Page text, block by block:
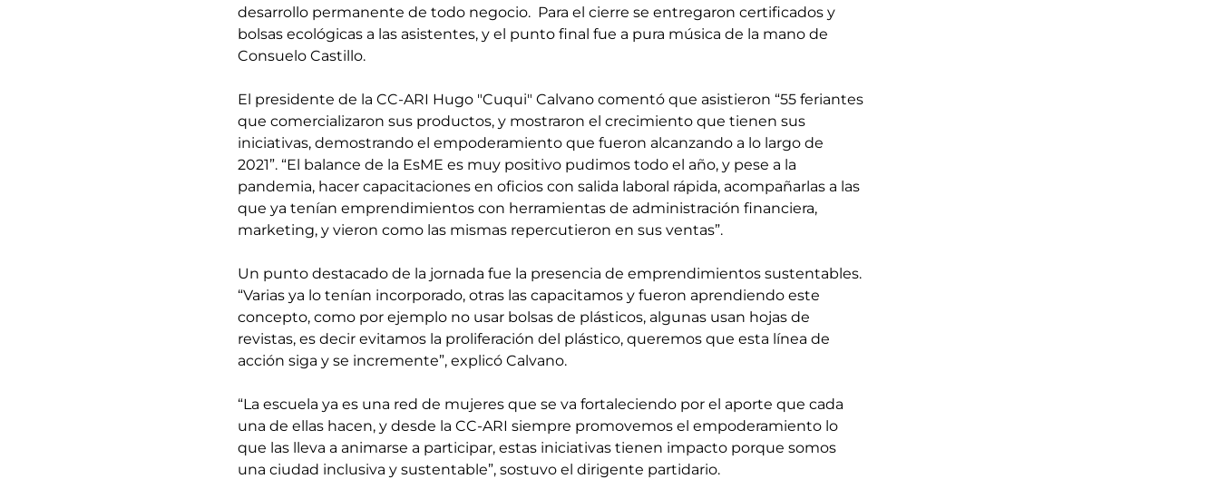
desarrollo permanente de todo negocio.  Para el cierre se entregaron certificados y
bolsas ecológicas a las asistentes, y el punto final fue a pura música de la mano de
Consuelo Castillo.
El presidente de la CC-ARI Hugo "Cuqui" Calvano comentó que asistieron “55 feriantes
que comercializaron sus productos, y mostraron el crecimiento que tienen sus
iniciativas, demostrando el empoderamiento que fueron alcanzando a lo largo de
2021”. “El balance de la EsME es muy positivo pudimos todo el año, y pese a la
pandemia, hacer capacitaciones en oficios con salida laboral rápida, acompañarlas a las
que ya tenían emprendimientos con herramientas de administración financiera,
marketing, y vieron como las mismas repercutieron en sus ventas”.
Un punto destacado de la jornada fue la presencia de emprendimientos sustentables.
“Varias ya lo tenían incorporado, otras las capacitamos y fueron aprendiendo este
concepto, como por ejemplo no usar bolsas de plásticos, algunas usan hojas de
revistas, es decir evitamos la proliferación del plástico, queremos que esta línea de
acción siga y se incremente”, explicó Calvano.
“La escuela ya es una red de mujeres que se va fortaleciendo por el aporte que cada
una de ellas hacen, y desde la CC-ARI siempre promovemos el empoderamiento lo
que las lleva a animarse a participar, estas iniciativas tienen impacto porque somos
una ciudad inclusiva y sustentable”, sostuvo el dirigente partidario.